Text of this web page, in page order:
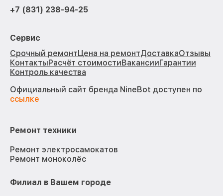
+7 (831) 238-94-25
Сервис
Срочный ремонтЦена на ремонтДоставкаОтзывы
КонтактыРасчёт стоимостиВакансииГарантии
Контроль качества
Официальный сайт бренда NineBot доступен по
ссылке
Ремонт техники
Ремонт электросамокатов
Ремонт моноколёс
Филиал в Вашем городе